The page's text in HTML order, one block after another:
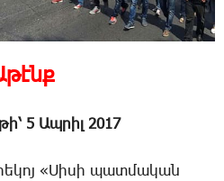
5 Ապրիլ 2017
«Սիսի պատմական